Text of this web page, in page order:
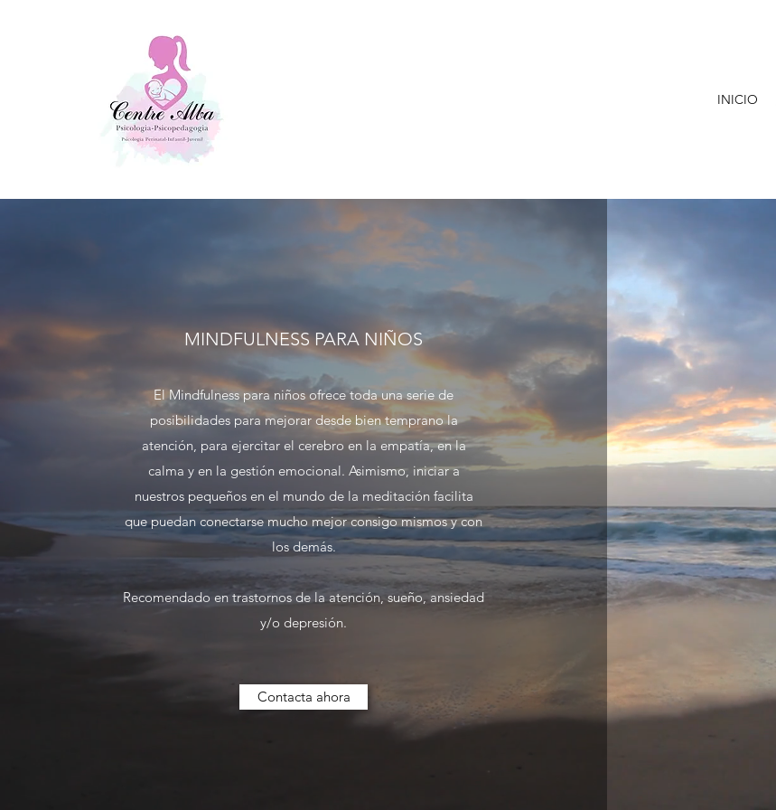
INICIO
MINDFULNESS PARA NIÑOS
El Mindfulness para niños ofrece toda una serie de
posibilidades para mejorar desde bien temprano la
atención, para ejercitar el cerebro en la empatía, en la
calma y en la gestión emocional. Asimismo, iniciar a
nuestros pequeños en el mundo de la meditación facilita
que puedan conectarse mucho mejor consigo mismos y con
los demás.
Recomendado en trastornos de la atención, sueño, ansiedad
y/o depresión.
Contacta ahora